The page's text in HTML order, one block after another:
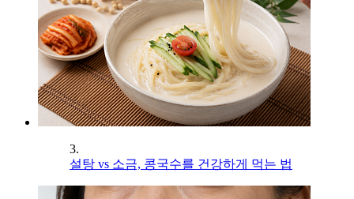
3.
설탕 vs 소금, 콩국수를 건강하게 먹는 법